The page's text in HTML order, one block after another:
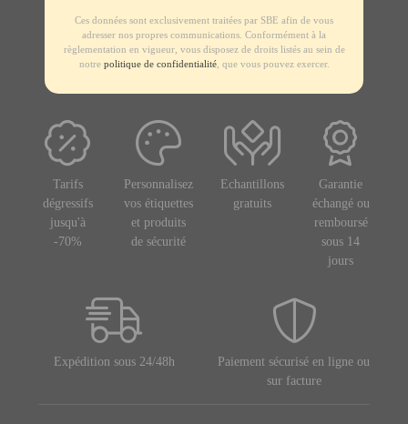
Ces données sont exclusivement traitées par SBE afin de vous
adresser nos propres communications. Conformément à la
règlementation en vigueur, vous disposez de droits listés au sein de
notre politique de confidentialité, que vous pouvez exercer.
Tarifs
dégressifs
jusqu'à
-70%
Personnalisez
vos étiquettes
et produits
de sécurité
Echantillons
gratuits
Garantie
échangé ou
remboursé
sous 14
jours
Expédition sous 24/48h
Paiement sécurisé en ligne ou
sur facture